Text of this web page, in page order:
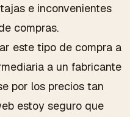
e inconvenientes
compras.
este tipo de compra a
a un fabricante
por los precios tan
estoy seguro que